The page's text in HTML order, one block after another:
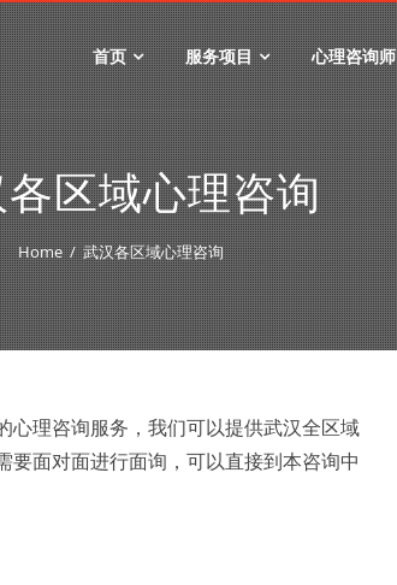
首页 服务项目 心理咨询师
区域心理咨询
Home 武汉各区域心理咨询
心理咨询服务，我们可以提供武汉全区域
面对面进行面询，可以直接到本咨询中